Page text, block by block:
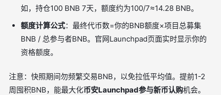
如，持仓100 BNB 7天，额度约为100/7≈14.28 BNB。
额度计算公式：最终代币数=你的BNB额度×项目总募集
BNB / 总参与者BNB。官网Launchpad页面实时显示你的
资格额度。
注意：快照期间勿频繁交易BNB，以免拉低平均值。提前1-2
周囤积BNB，能最大化币安Launchpad参与新币认购机会。